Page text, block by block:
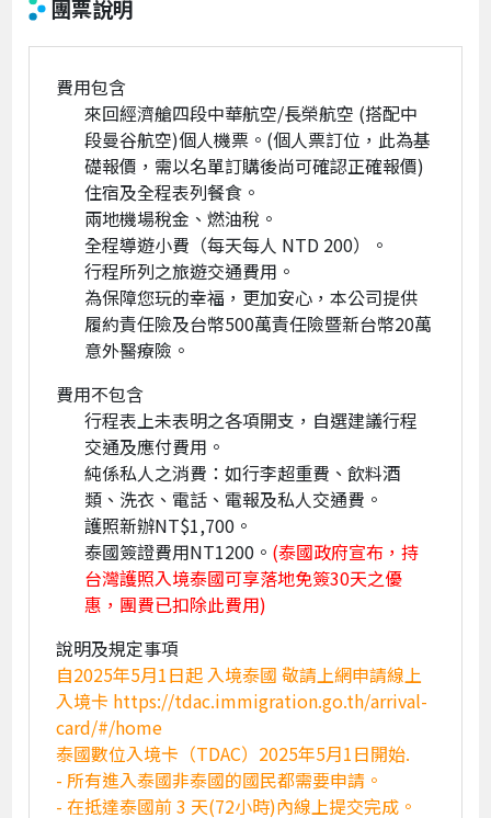
團票說明
費用包含
來回經濟艙四段中華航空/長榮航空 (搭配中
段曼谷航空)個人機票。(個人票訂位，此為基
礎報價，需以名單訂購後尚可確認正確報價)
住宿及全程表列餐食。
兩地機場稅金、燃油稅。
全程導遊小費（每天每人 NTD 200）。
行程所列之旅遊交通費用。
為保障您玩的幸福，更加安心，本公司提供
履約責任險及台幣500萬責任險暨新台幣20萬
意外醫療險。
費用不包含
行程表上未表明之各項開支，自選建議行程
交通及應付費用。
純係私人之消費：如行李超重費、飲料酒
類、洗衣、電話、電報及私人交通費。
護照新辦NT$1,700。
泰國簽證費用NT1200。 (泰國政府宣布，持
台灣護照入境泰國可享落地免簽30天之優
惠，團費已扣除此費用)
說明及規定事項
自2025年5月1日起 入境泰國 敬請上網申請線上
入境卡 https://tdac.immigration.go.th/arrival-
card/#/home
泰國數位入境卡（TDAC）2025年5月1日開始.
- 所有進入泰國非泰國的國民都需要申請。
- 在抵達泰國前 3 天(72小時)內線上提交完成。